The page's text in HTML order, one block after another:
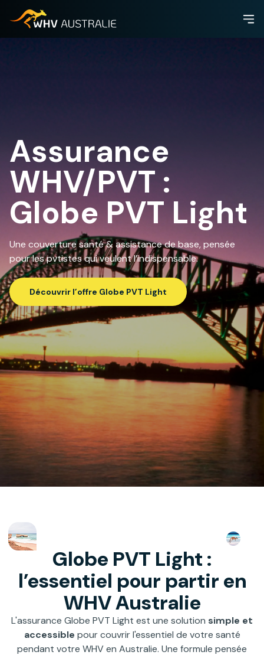
Assurance
WHV/PVT :
Globe PVT Light
Une couverture santé & assistance de base, pensée
pour les pvtistes qui veulent l’indispensable.
Découvrir l’offre Globe PVT Light
Globe PVT Light :
l’essentiel pour partir en
WHV Australie
L'assurance Globe PVT Light est une solution simple et
accessible pour couvrir l'essentiel de votre santé
pendant votre WHV en Australie. Une formule pensée